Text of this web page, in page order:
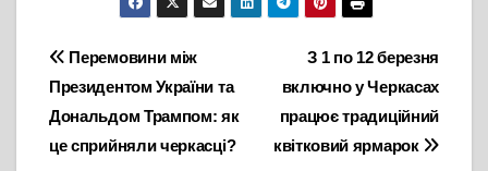
Навігація
записів
З 1 по 12 березня
включно у Черкасах
працює традиційний
квітковий ярмарок
Перемовини між
Президентом України та
Дональдом Трампом: як
це сприйняли черкасці?